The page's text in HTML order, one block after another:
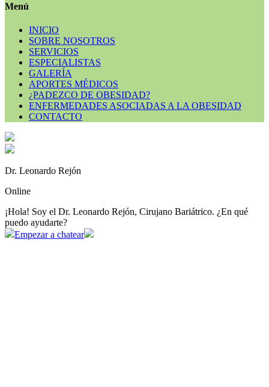
Menú
INICIO
SOBRE NOSOTROS
SERVICIOS
ESPECIALISTAS
GALERÍA
APORTES MÉDICOS
¿PADEZCO DE OBESIDAD?
ENFERMEDADES ASOCIADAS A LA OBESIDAD
CONTACTO
Dr. Leonardo Rejón
Online
¡Hola! Soy el Dr. Leonardo Rejón, Cirujano Bariátrico. ¿En qué
puedo ayudarte?
Empezar a chatear